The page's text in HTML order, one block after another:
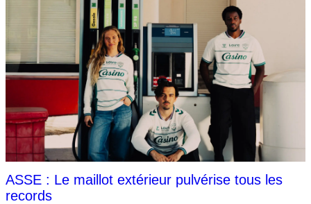
ASSE : Le maillot extérieur pulvérise tous les
records